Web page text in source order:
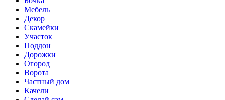
Мебель
Декор
Скамейки
Участок
Поддон
Дорожки
Огород
Ворота
Частный дом
Качели